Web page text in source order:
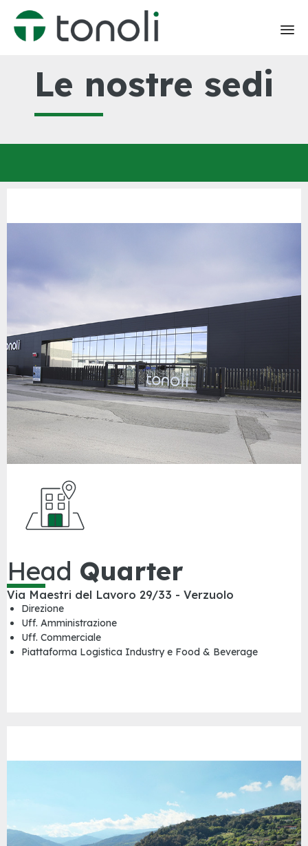
to
content
Le nostre sedi
Head Quarter
Via Maestri del Lavoro 29/33 - Verzuolo
Direzione
Uff. Amministrazione
Uff. Commerciale
Piattaforma Logistica Industry e Food & Beverage